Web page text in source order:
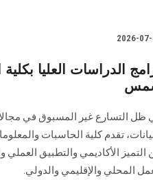
2026-
الدراسات العليا
ظل التسارع غير المسبوق في
تقدم كلية الحاسبات
التميز الأكاديمي والتطبيق
المحلي والإقليمي والدولي.